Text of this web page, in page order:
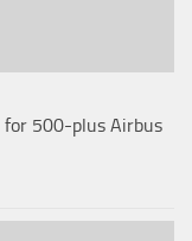
500-plus Airbus